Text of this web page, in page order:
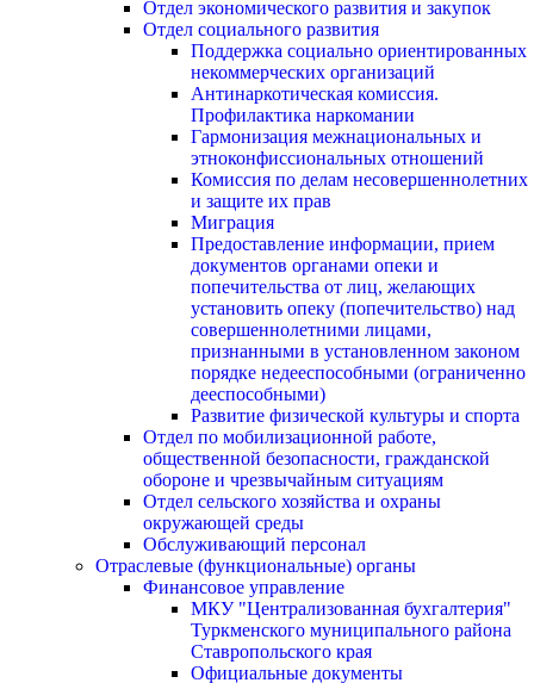
Отдел экономического развития и закупок
Отдел социального развития
Поддержка социально ориентированных
некоммерческих организаций
Антинаркотическая комиссия.
Профилактика наркомании
Гармонизация межнациональных и
этноконфиссиональных отношений
Комиссия по делам несовершеннолетних
и защите их прав
Миграция
Предоставление информации, прием
документов органами опеки и
попечительства от лиц, желающих
установить опеку (попечительство) над
совершеннолетними лицами,
признанными в установленном законом
порядке недееспособными (ограниченно
дееспособными)
Развитие физической культуры и спорта
Отдел по мобилизационной работе,
общественной безопасности, гражданской
оборонe и чрезвычайным ситуациям
Отдел сельского хозяйства и охраны
окружающей среды
Обслуживающий персонал
Отраслевые (функциональные) органы
Финансовое управление
МКУ "Централизованная бухгалтерия"
Туркменского муниципального района
Ставропольского края
Официальные документы